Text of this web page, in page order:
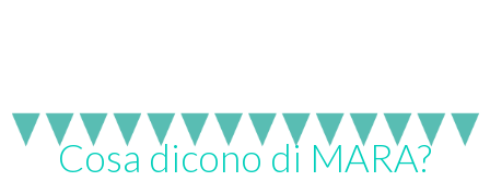
Cosa dicono di MARA?